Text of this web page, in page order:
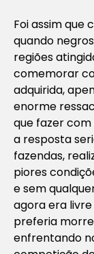
Foi assim que
quando
regiões
comemorar
adquirida,
enorme
que fazer com
a resposta
fazendas,
piores
e sem
agora era
preferia
enfrentando